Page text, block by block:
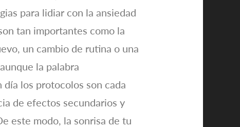
para lidiar con la ansiedad
tan importantes como la
un cambio de rutina o una
la palabra
día los protocolos son cada
de efectos secundarios y
este modo, la sonrisa de tu